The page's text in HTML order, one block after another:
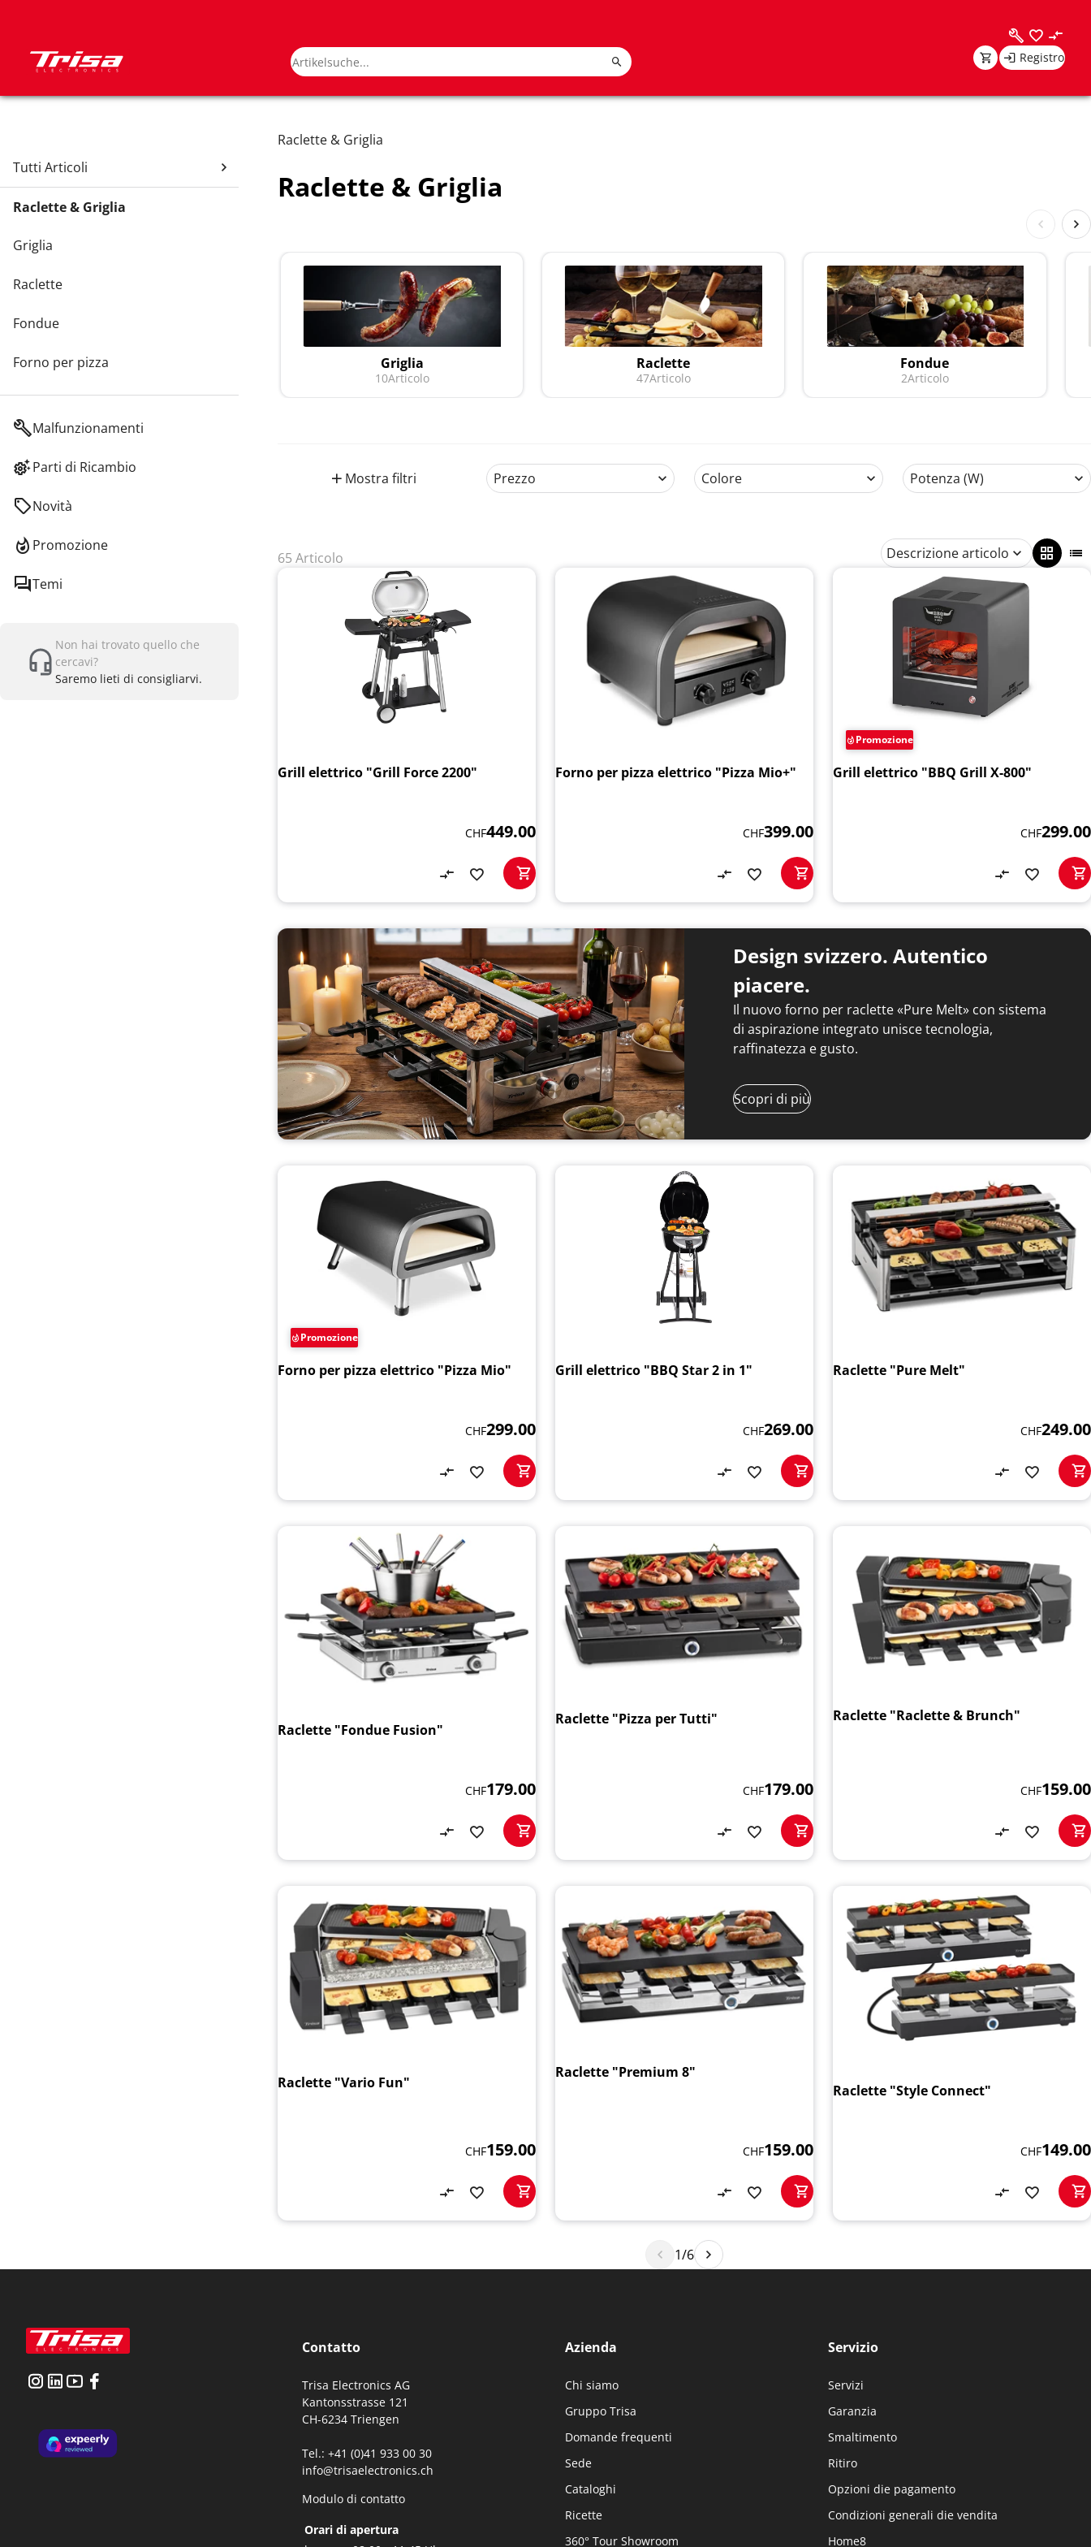
Registro
Tutti Articoli
Raclette & Griglia
Griglia
Raclette
Fondue
Forno per pizza
Malfunzionamenti
Parti di Ricambio
Novità
Promozione
Temi
Non hai trovato quello che
cercavi?
Saremo lieti di consigliarvi.
Raclette & Griglia
Raclette & Griglia
Griglia
10Articolo
Raclette
47Articolo
Fondue
2Articolo
Prezzo Colore Potenza (W)
Mostra filtri
65 Articolo Descrizione articolo
Grill elettrico "Grill Force 2200"
CHF449.00
Forno per pizza elettrico "Pizza Mio+"
CHF399.00
Promozione
Grill elettrico "BBQ Grill X-800"
CHF299.00
Design svizzero. Autentico
piacere.
Il nuovo forno per raclette «Pure Melt» con sistema
di aspirazione integrato unisce tecnologia,
raffinatezza e gusto.
Scopri di più
Promozione
Forno per pizza elettrico "Pizza Mio"
CHF299.00
Grill elettrico "BBQ Star 2 in 1"
CHF269.00
Raclette "Pure Melt"
CHF249.00
Raclette "Fondue Fusion"
CHF179.00
Raclette "Pizza per Tutti"
CHF179.00
Raclette "Raclette & Brunch"
CHF159.00
Raclette "Vario Fun"
CHF159.00
Raclette "Premium 8"
CHF159.00
Raclette "Style Connect"
CHF149.00
1/6
Contatto
Trisa Electronics AG
Kantonsstrasse 121
CH-6234 Triengen
Tel.: +41 (0)41 933 00 30
info@trisaelectronics.ch
Modulo di contatto
Orari di apertura
Azienda
Chi siamo
Gruppo Trisa
Domande frequenti
Sede
Cataloghi
Ricette
360° Tour Showroom
Servizio
Servizi
Garanzia
Smaltimento
Ritiro
Opzioni die pagamento
Condizioni generali die vendita
Home8